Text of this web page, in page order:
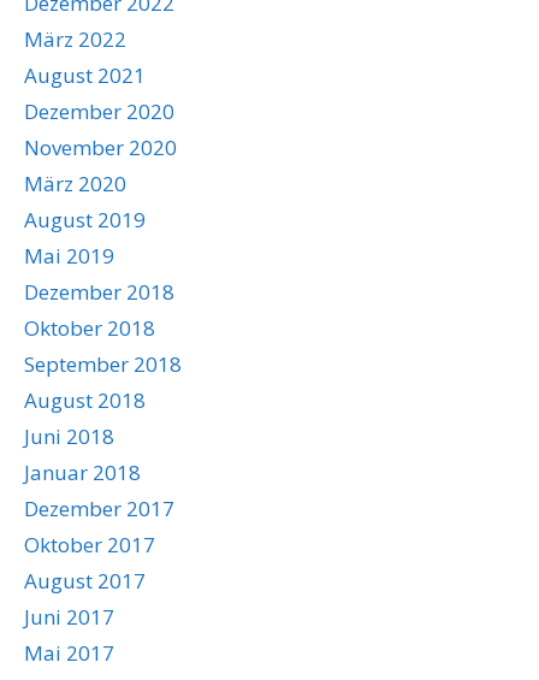
März 2022
August 2021
Dezember 2020
November 2020
März 2020
August 2019
Mai 2019
Dezember 2018
Oktober 2018
September 2018
August 2018
Juni 2018
Januar 2018
Dezember 2017
Oktober 2017
August 2017
Juni 2017
Mai 2017